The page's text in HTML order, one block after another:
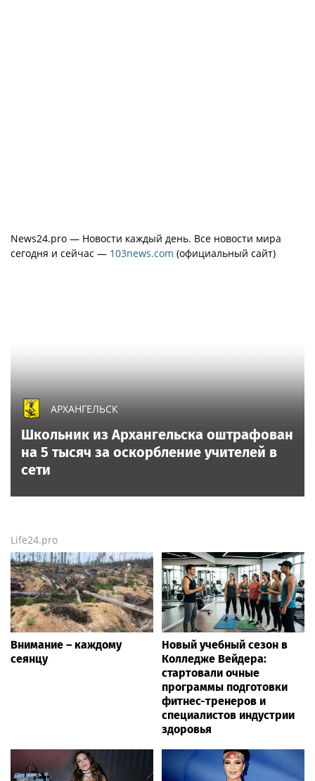
News24.pro — Новости каждый день. Все новости мира
сегодня и сейчас — 103news.com (официальный сайт)
АРХАНГЕЛЬСК
Школьник из Архангельска оштрафован
на 5 тысяч за оскорбление учителей в
сети
Life24.pro
Внимание – каждому
сеянцу
Новый учебный сезон в
Колледже Вейдера:
стартовали очные
программы подготовки
фитнес-тренеров и
специалистов индустрии
здоровья